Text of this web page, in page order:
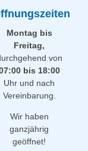
Montag bis
Freitag,
von
bis 18:00
Uhr und nach
Vereinbarung.
Wir haben
ganzjährig
geöffnet!